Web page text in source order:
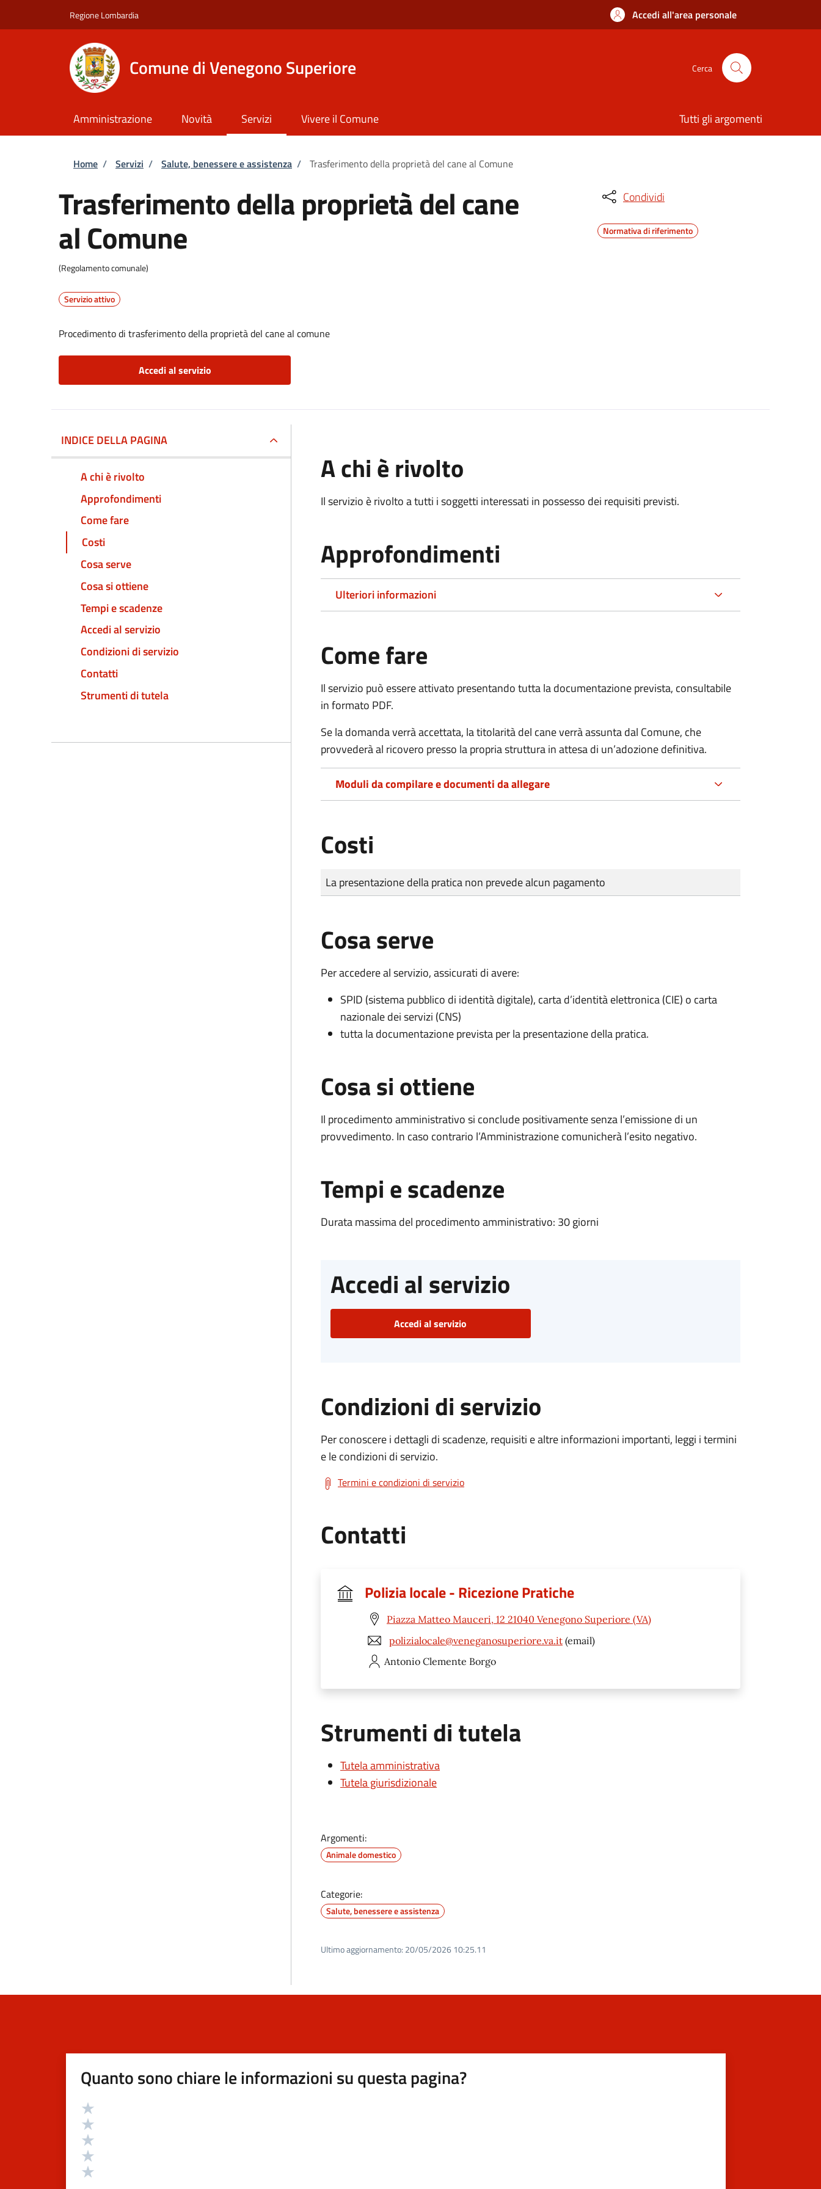
Regione Lombardia Accedi all'area personale
Comune di Venegono Superiore Cerca
Amministrazione Novità Servizi Vivere il Comune Tutti gli argomenti
Briciole di pane
Home / Servizi / Salute, benessere e assistenza / Trasferimento della proprietà del cane al Comune
Trasferimento della proprietà del cane
al Comune
(Regolamento comunale)
Servizio attivo
Procedimento di trasferimento della proprietà del cane al comune
Accedi al servizio
Condividi
Normativa di riferimento
INDICE DELLA PAGINA
A chi è rivolto
Approfondimenti
Come fare
Costi
Cosa serve
Cosa si ottiene
Tempi e scadenze
Accedi al servizio
Condizioni di servizio
Contatti
Strumenti di tutela
A chi è rivolto
Il servizio è rivolto a tutti i soggetti interessati in possesso dei requisiti previsti.
Approfondimenti
Ulteriori informazioni
Come fare
Il servizio può essere attivato presentando tutta la documentazione prevista, consultabile
in formato PDF.
Se la domanda verrà accettata, la titolarità del cane verrà assunta dal Comune, che
provvederà al ricovero presso la propria struttura in attesa di un’adozione definitiva.
Moduli da compilare e documenti da allegare
Costi
Tipo di pagamento
Importo
La presentazione della pratica non prevede alcun pagamento
Cosa serve
Per accedere al servizio, assicurati di avere:
SPID (sistema pubblico di identità digitale), carta d’identità elettronica (CIE) o carta
nazionale dei servizi (CNS)
tutta la documentazione prevista per la presentazione della pratica.
Cosa si ottiene
Il procedimento amministrativo si conclude positivamente senza l’emissione di un
provvedimento. In caso contrario l’Amministrazione comunicherà l’esito negativo.
Tempi e scadenze
Durata massima del procedimento amministrativo: 30 giorni
Accedi al servizio
Accedi al servizio
Condizioni di servizio
Per conoscere i dettagli di scadenze, requisiti e altre informazioni importanti, leggi i termini
e le condizioni di servizio.
Termini e condizioni di servizio
Contatti
Polizia locale - Ricezione Pratiche
Piazza Matteo Mauceri, 12 21040 Venegono Superiore (VA)
polizialocale@veneganosuperiore.va.it (email)
Antonio Clemente Borgo
Strumenti di tutela
Tutela amministrativa
Tutela giurisdizionale
Argomenti:
Animale domestico
Categorie:
Salute, benessere e assistenza
Ultimo aggiornamento: 20/05/2026 10:25.11
Quanto sono chiare le informazioni su questa pagina?
Valutazione